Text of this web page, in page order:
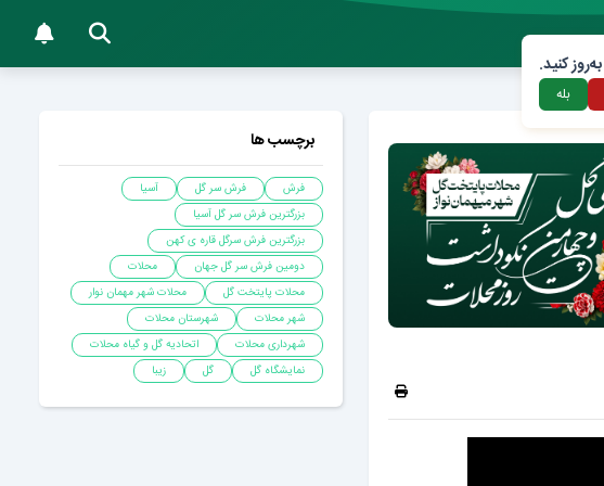
برچسب ها
فرش فرش سر گل
آسیا
بزرگترین فرش سر گل آسیا
بزرگترین فرش سرگل قاره ی کهن
دومین فرش سر گل جهان
محلات
محلات پایتخت گل
محلات شهر مهمان نوار
شهر محلات
شهرستان محلات
شهرداری محلات
اتحادیه گل و گیاه محلات
نمایشگاه گل
گل زیبا
بله